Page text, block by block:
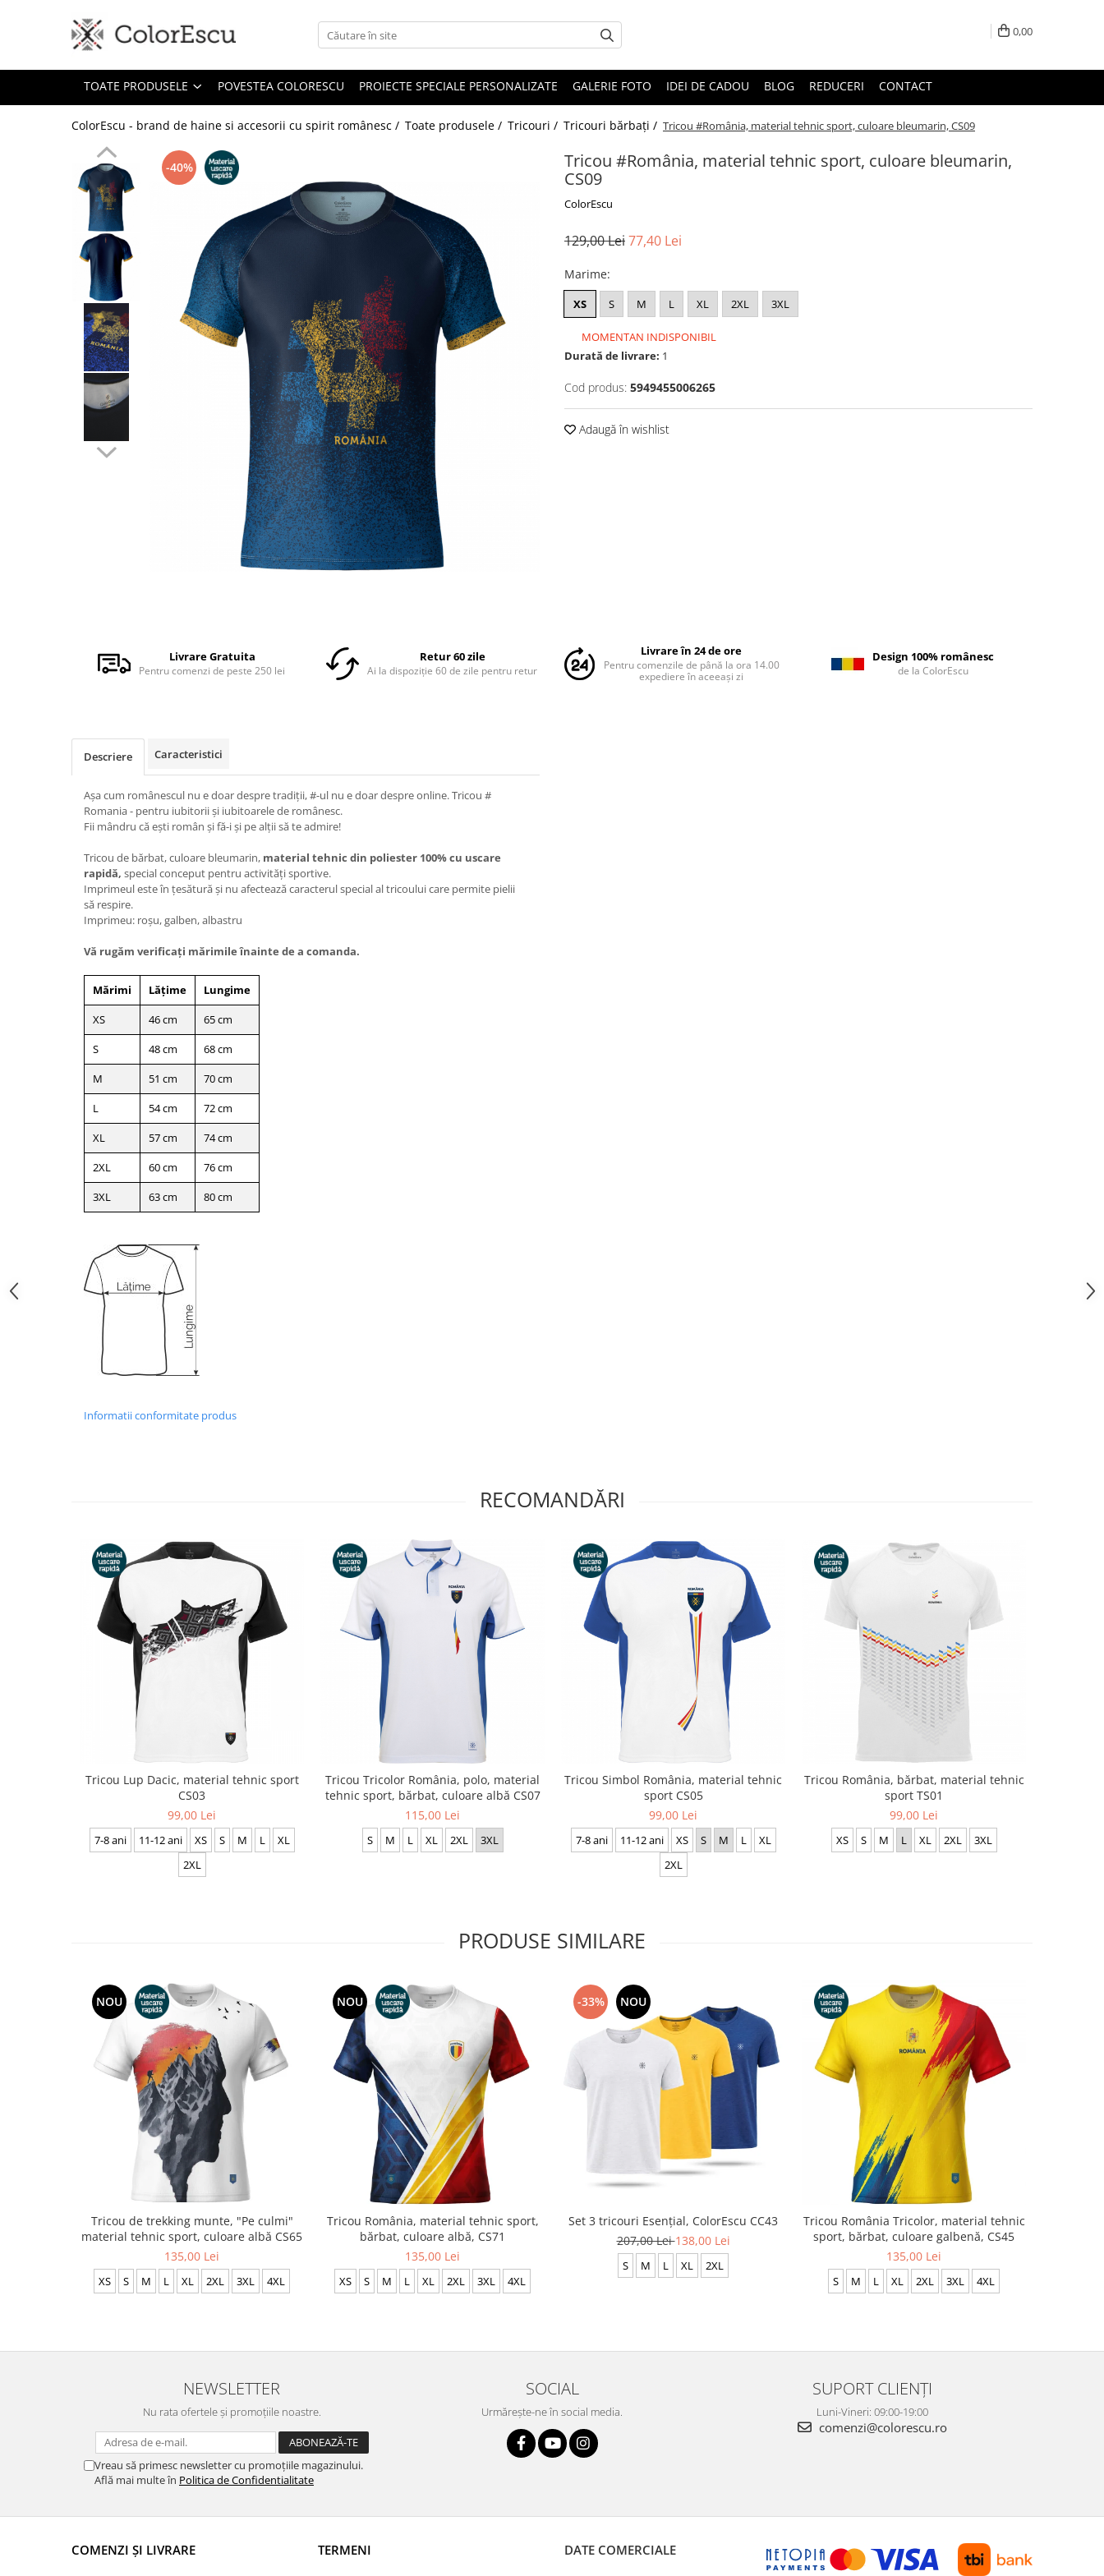
Toate produsele
Tricouri damă
Tricouri polo
Tricouri sport tehnice
Bluze si hanorace
Bluze si hanorace bărbați
Bluze si hanorace damă
Bluze de trening | Bluze tehnice
Șepci și căciuli
0,00
TOATE PRODUSELE POVESTEA COLORESCU PROIECTE SPECIALE PERSONALIZATE GALERIE FOTO IDEI DE CADOU BLOG REDUCERI CONTACT
ColorEscu - brand de haine si accesorii cu spirit românesc / Toate produsele / Tricouri / Tricouri bărbați / Tricou #România, material tehnic sport, culoare bleumarin, CS09
Tricou #România, material tehnic sport, culoare bleumarin,
CS09
ColorEscu
-40%
Facebook
129,00 Lei77,40 Lei
Marime:
XS S M L XL 2XL 3XL
MOMENTAN INDISPONIBIL
Durată de livrare: 1
Cod produs: 5949455006265
Adaugă în wishlist
Livrare Gratuita
Pentru comenzi de peste 250 lei
Retur 60 zile
Ai la dispoziție 60 de zile pentru retur
Livrare în 24 de ore
Pentru comenzile de până la ora 14.00
expediere în aceeași zi
Design 100% românesc
de la ColorEscu
Descriere Caracteristici
Așa cum românescul nu e doar despre tradiții, #-ul nu e doar despre online. Tricou #
Romania - pentru iubitorii şi iubitoarele de românesc.
Fii mândru că ești român și fă-i și pe alții să te admire!
Tricou de bărbat, culoare bleumarin, material tehnic din poliester 100% cu uscare
rapidă, special conceput pentru activități sportive.
Imprimeul este în țesătură și nu afectează caracterul special al tricoului care permite pielii
să respire.
Imprimeu: roșu, galben, albastru
Vă rugăm verificaţi mărimile înainte de a comanda.
Mărimi Lățime
Lungime
XS
46 cm
65 cm
S
48 cm
68 cm
M
51 cm
70 cm
L
54 cm
72 cm
XL
57 cm
74 cm
2XL
60 cm
76 cm
3XL
63 cm 80 cm
Informatii conformitate produs
RECOMANDĂRI
Tricou Lup Dacic, material tehnic sport
CS03
99,00 Lei
7-8 ani 11-12 ani XS S M L
XL
2XL
Tricou Tricolor România, polo, material
tehnic sport, bărbat, culoare albă CS07
115,00 Lei
S M L XL 2XL 3XL
Tricou Simbol România, material tehnic
sport CS05
99,00 Lei
7-8 ani 11-12 ani XS S M L
XL
2XL
Tricou România, bărbat, material tehnic
sport TS01
99,00 Lei
XS S M L XL 2XL 3XL
PRODUSE SIMILARE
NOU
Tricou de trekking munte, "Pe culmi"
material tehnic sport, culoare albă CS65
135,00 Lei
XS S M L XL 2XL 3XL 4XL
NOU
Tricou România, material tehnic sport,
bărbat, culoare albă, CS71
135,00 Lei
XS S M L XL 2XL 3XL 4XL
-33% NOU
Set 3 tricouri Esențial, ColorEscu CC43
207,00 Lei138,00 Lei
S M L XL 2XL
Tricou România Tricolor, material tehnic
sport, bărbat, culoare galbenă, CS45
135,00 Lei
S M L XL 2XL 3XL 4XL
NEWSLETTER
Nu rata ofertele și promoțiile noastre.
Vreau să primesc newsletter cu promoțiile magazinului.
Află mai multe în Politica de Confidentialitate
SOCIAL
Urmărește-ne în social media.
SUPORT CLIENȚI
Luni-Vineri: 09:00-19:00
comenzi@colorescu.ro
COMENZI ȘI LIVRARE TERMENI DATE COMERCIALE